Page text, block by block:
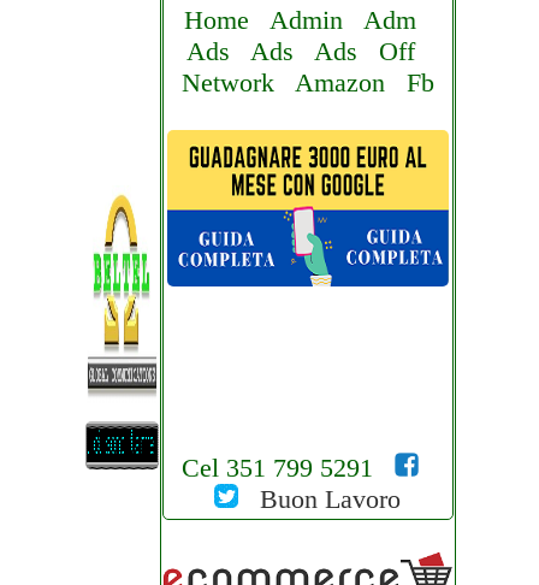
Home Admin
Adm
Ads
Ads Ads
Off
Network
Amazon Fb
Cel 351 799 5291
Buon Lavoro